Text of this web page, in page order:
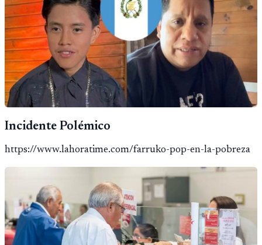
Incidente Polémico
https://www.lahoratime.com/farruko-pop-en-la-pobreza